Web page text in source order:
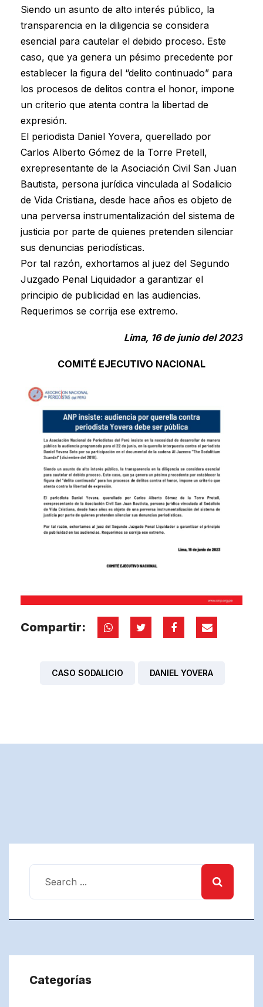
Siendo un asunto de alto interés público, la
transparencia en la diligencia se considera
esencial para cautelar el debido proceso. Este
caso, que ya genera un pésimo precedente por
establecer la figura del “delito continuado” para
los procesos de delitos contra el honor, impone
un criterio que atenta contra la libertad de
expresión.
El periodista Daniel Yovera, querellado por
Carlos Alberto Gómez de la Torre Pretell,
exrepresentante de la Asociación Civil San Juan
Bautista, persona jurídica vinculada al Sodalicio
de Vida Cristiana, desde hace años es objeto de
una perversa instrumentalización del sistema de
justicia por parte de quienes pretenden silenciar
sus denuncias periodísticas.
Por tal razón, exhortamos al juez del Segundo
Juzgado Penal Liquidador a garantizar el
principio de publicidad en las audiencias.
Requerimos se corrija ese extremo.
Lima, 16 de junio del 2023
COMITÉ EJECUTIVO NACIONAL
Compartir:
CASO SODALICIO DANIEL YOVERA
Categorías